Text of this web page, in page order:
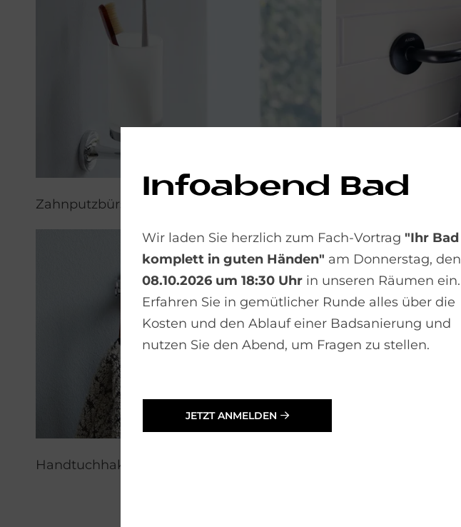
Zahnputzbürstenhalter
Handtuchhaken
Infoabend Bad
Wir laden Sie herzlich zum Fach-Vortrag "Ihr Bad
komplett in guten Händen" am Donnerstag, den
08.10.2026 um 18:30 Uhr in unseren Räumen ein.
Erfahren Sie in gemütlicher Runde alles über die
Kosten und den Ablauf einer Badsanierung und
nutzen Sie den Abend, um Fragen zu stellen.
JETZT ANMELDEN